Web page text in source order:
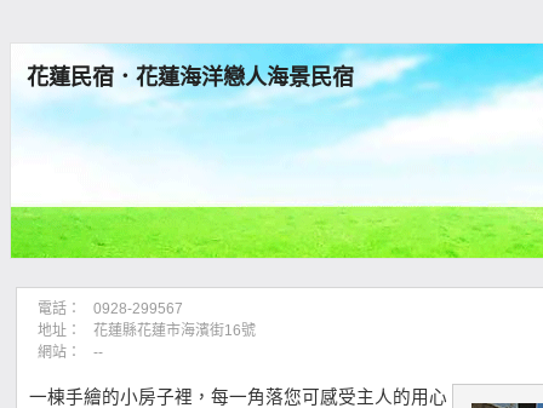
花蓮民宿．花蓮海洋戀人海景民宿
電話：
0928-299567
地址：
花蓮縣花蓮市海濱街16號
網站：
--
一棟手繪的小房子裡，每一角落您可感受主人的用心